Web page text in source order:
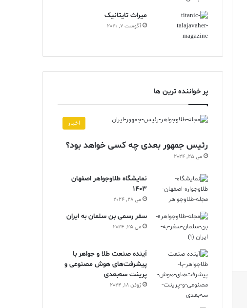
ميراث تايتانيک
آگوست 7, 2021
پر خواننده ترین ها
اخبار
رئیس جمهور بعدی چه کسی خواهد بود؟
می 25, 2024
نمایشگاه طلاوجواهر اصفهان
1403
می 28, 2024
سفر رسمی بن سلمان به ایران
می 25, 2024
آینده صنعت طلا و جواهر با
پیشرفت‌های هوش مصنوعی و
پرینت سه‌بعدی
ژوئن 18, 2024